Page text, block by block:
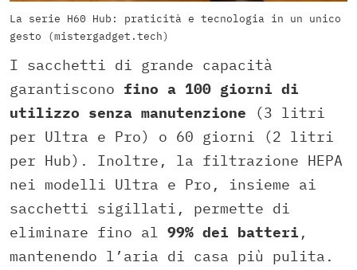
La serie H60 Hub: praticità e tecnologia in un unico
gesto (mistergadget.tech)
I sacchetti di grande capacità
garantiscono fino a 100 giorni di
utilizzo senza manutenzione (3 litri
per Ultra e Pro) o 60 giorni (2 litri
per Hub). Inoltre, la filtrazione HEPA
nei modelli Ultra e Pro, insieme ai
sacchetti sigillati, permette di
eliminare fino al 99% dei batteri ,
mantenendo l’aria di casa più pulita.